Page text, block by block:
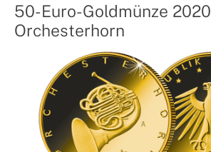
50-Euro-Goldmünze 2020
Orchesterhorn